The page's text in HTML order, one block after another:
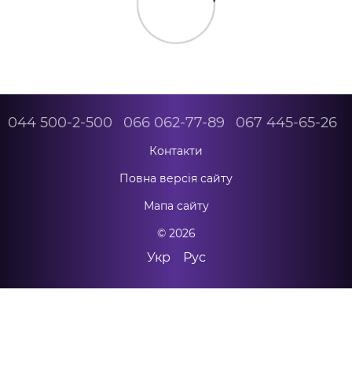
044 500-2-500 066 062-77-89 067 445-65-26
Контакти
Повна версія сайту
Мапа сайту
© 2026
Укр Рус